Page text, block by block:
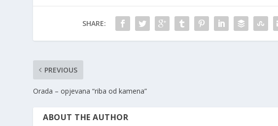
SHARE:
PREVIOUS
Orada – opjevana “riba od kamena”
ABOUT THE AUTHOR